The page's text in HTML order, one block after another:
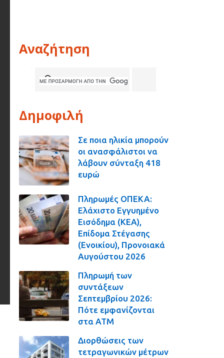
Αναζήτηση
Δημοφιλή
Σε ποια ηλικία μπορούν
οι ανασφάλιστοι να
λάβουν σύνταξη 418
ευρώ
Πληρωμές ΟΠΕΚΑ:
Ελάχιστο Εγγυημένο
Εισόδημα (ΚΕΑ),
Επίδομα Στέγασης
(Ενοικίου), Προνοιακά
Αυγούστου 2026
Πληρωμή των
συντάξεων
Σεπτεμβρίου 2026:
Πότε εμφανίζονται
στα ΑΤΜ
Διορθώσεις των
τετραγωνικών μέτρων